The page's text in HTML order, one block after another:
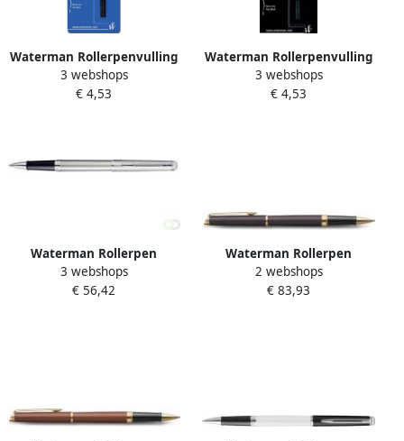
Waterman Rollerpenvulling
fijn blauw blister Ã 1 stuk
3 webshops
€ 4,53
Waterman Rollerpenvulling
fijn zwart blister Ã 1 stuk
3 webshops
€ 4,53
Waterman Rollerpen
HÃ©misphÃ¨re stainless
steel CT fijn
3 webshops
€ 56,42
Waterman Rollerpen
Hémisphère Fashion Colors
metallic black GT fijn
2 webshops
€ 83,93